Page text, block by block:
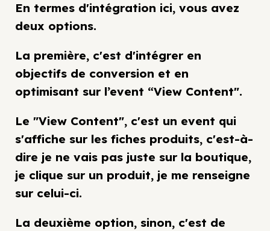
En termes d'intégration ici, vous avez
deux options.
La première, c'est d'intégrer en
objectifs de conversion et en
optimisant sur l’event “View Content".
Le "View Content", c'est un event qui
s'affiche sur les fiches produits, c'est-à-
dire je ne vais pas juste sur la boutique,
je clique sur un produit, je me renseigne
sur celui-ci.
La deuxième option, sinon, c'est de